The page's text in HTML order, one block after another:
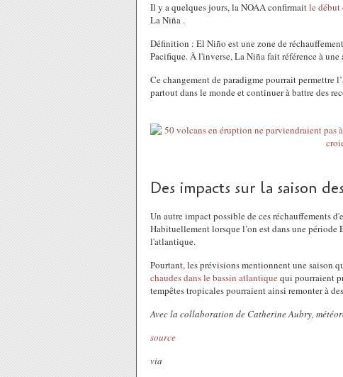
Il y a quelques jours, la NOAA confirmaitle début
La Niña .
Définition : El Niño est une zone de
Pacifique. À l'inverse, La Niña fait référence à
Ce changement de paradigme pourrait permettre
partout dans le monde et continuer à battre des
Des impacts sur la saison
Un autre impact possible de ces réchauffements
Habituellement lorsque l’on est dans une
l'atlantique.
Pourtant, les prévisions mentionnent une saison
chaudes dans le bassin atlantiquequi pourraient
tempêtes tropicales pourraient ainsi remonter à
Avec la collaboration de Catherine Aubry,
source
via